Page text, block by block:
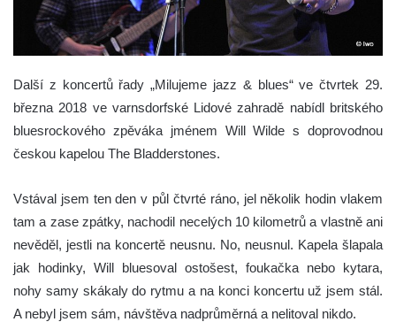
Další z koncertů řady „Milujeme jazz & blues“ ve čtvrtek 29.
března 2018 ve varnsdorfské Lidové zahradě nabídl britského
bluesrockového zpěváka jménem Will Wilde s doprovodnou
českou kapelou The Bladderstones.
Vstával jsem ten den v půl čtvrté ráno, jel několik hodin vlakem
tam a zase zpátky, nachodil necelých 10 kilometrů a vlastně ani
nevěděl, jestli na koncertě neusnu. No, neusnul. Kapela šlapala
jak hodinky, Will bluesoval ostošest, foukačka nebo kytara,
nohy samy skákaly do rytmu a na konci koncertu už jsem stál.
A nebyl jsem sám, návštěva nadprůměrná a nelitoval nikdo.